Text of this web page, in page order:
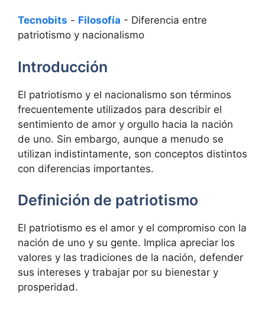
Tecnobits - Filosofía - Diferencia entre
patriotismo y nacionalismo
Introducción
El patriotismo y el nacionalismo son términos
frecuentemente utilizados para describir el
sentimiento de amor y orgullo hacia la nación
de uno. Sin embargo, aunque a menudo se
utilizan indistintamente, son conceptos distintos
con diferencias importantes.
Definición de patriotismo
El patriotismo es el amor y el compromiso con la
nación de uno y su gente. Implica apreciar los
valores y las tradiciones de la nación, defender
sus intereses y trabajar por su bienestar y
prosperidad.